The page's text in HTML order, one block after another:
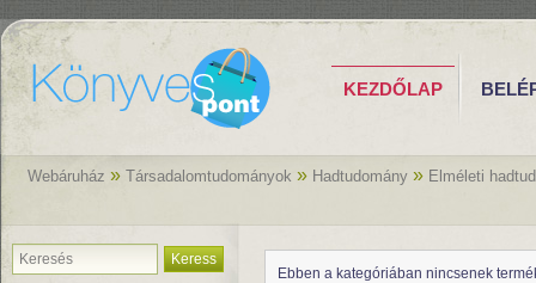
KEZDŐLAP
Webáruház » Társadalomtudományok » Hadtudomány » Elméleti
Keress
Ebben a kategóriában nincsenek